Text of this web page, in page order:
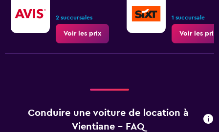
2 succursales
Voir les prix
1 succursale
Voir les prix
Conduire une voiture de location à
Vientiane - FAQ